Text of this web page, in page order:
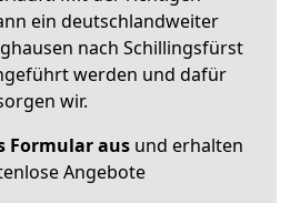
ein deutschlandweiter
nach Schillingsfürst
werden und dafür
wir.
Formular ausund erhalten
Angebote